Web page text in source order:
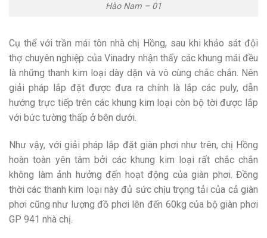
Hào Nam – 01
Cụ thể với trần mái tôn nhà chị Hồng, sau khi khảo sát đội
thợ chuyên nghiệp của Vinadry nhận thấy các khung mái đều
là những thanh kim loại dày dặn và vô cùng chắc chắn. Nên
giải pháp lắp đặt được đưa ra chính là lắp các puly, dẫn
hướng trực tiếp trên các khung kim loại còn bộ tời được lắp
với bức tường thấp ở bên dưới.
Như vậy, với giải pháp lắp đặt giàn phơi như trên, chị Hồng
hoàn toàn yên tâm bởi các khung kim loại rất chắc chắn
không làm ảnh hưởng đến hoạt động của giàn phơi. Đồng
thời các thanh kim loại này đủ sức chịu trọng tải của cả giàn
phơi cũng như lượng đồ phơi lên đến 60kg của bộ giàn phơi
GP 941 nhà chị.